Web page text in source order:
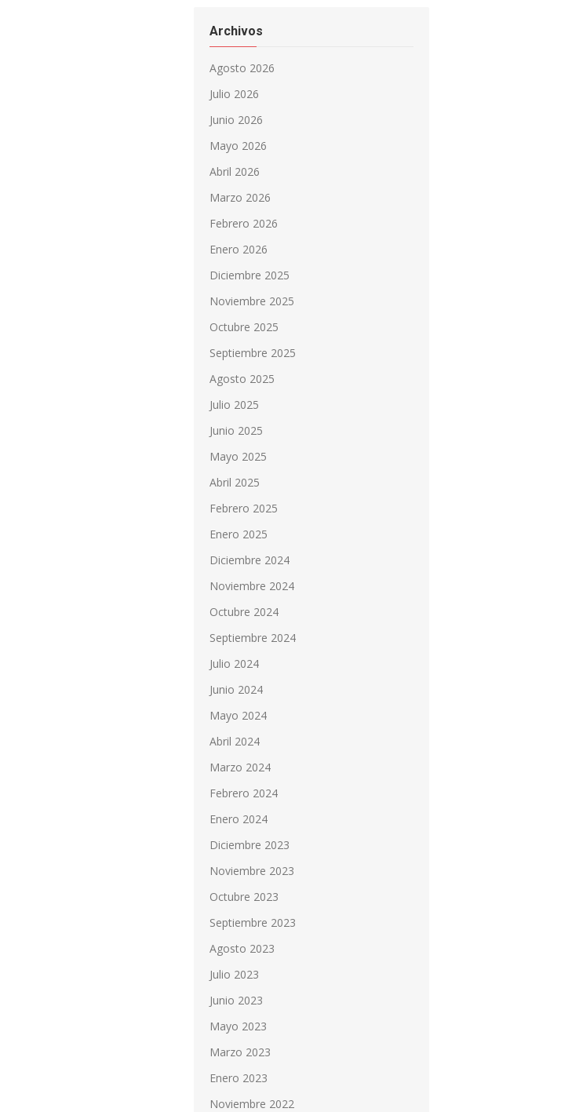
Archivos
Agosto 2026
Julio 2026
Junio 2026
Mayo 2026
Abril 2026
Marzo 2026
Febrero 2026
Enero 2026
Diciembre 2025
Noviembre 2025
Octubre 2025
Septiembre 2025
Agosto 2025
Julio 2025
Junio 2025
Mayo 2025
Abril 2025
Febrero 2025
Enero 2025
Diciembre 2024
Noviembre 2024
Octubre 2024
Septiembre 2024
Julio 2024
Junio 2024
Mayo 2024
Abril 2024
Marzo 2024
Febrero 2024
Enero 2024
Diciembre 2023
Noviembre 2023
Octubre 2023
Septiembre 2023
Agosto 2023
Julio 2023
Junio 2023
Mayo 2023
Marzo 2023
Enero 2023
Noviembre 2022